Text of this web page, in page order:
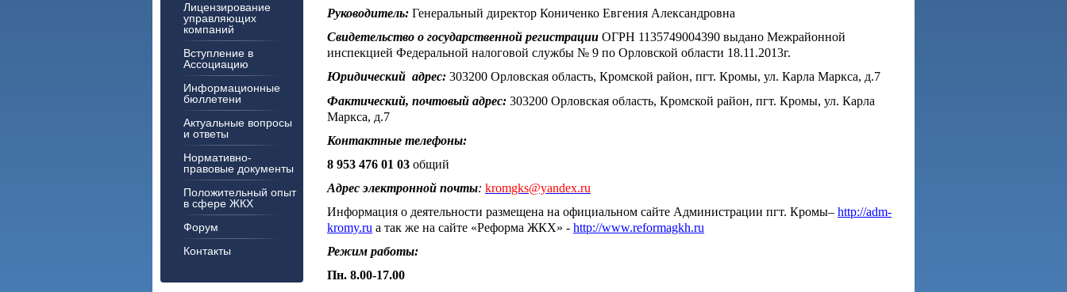
Лицензирование
управляющих
компаний
Вступление в
Ассоциацию
Информационные
бюллетени
Актуальные вопросы
и ответы
Нормативно-
правовые документы
Положительный опыт
в сфере ЖКХ
Форум
Контакты
Руководитель: Генеральный директор Кониченко Евгения Александровна
Свидетельство о государственной регистрации ОГРН 1135749004390 выдано Межрайонной
инспекцией Федеральной налоговой службы № 9 по Орловской области 18.11.2013г.
Юридический адрес: 303200 Орловская область, Кромской район, пгт. Кромы, ул. Карла Маркса, д.7
Фактический, почтовый адрес: 303200 Орловская область, Кромской район, пгт. Кромы, ул. Карла
Маркса, д.7
Контактные телефоны:
8 953 476 01 03 общий
Адрес электронной почты: kromgks@yandex.ru
Информация о деятельности размещена на официальном сайте Администрации пгт. Кромы– http://adm-
kromy.ru а так же на сайте «Реформа ЖКХ» - http://www.reformagkh.ru
Режим работы:
Пн. 8.00-17.00